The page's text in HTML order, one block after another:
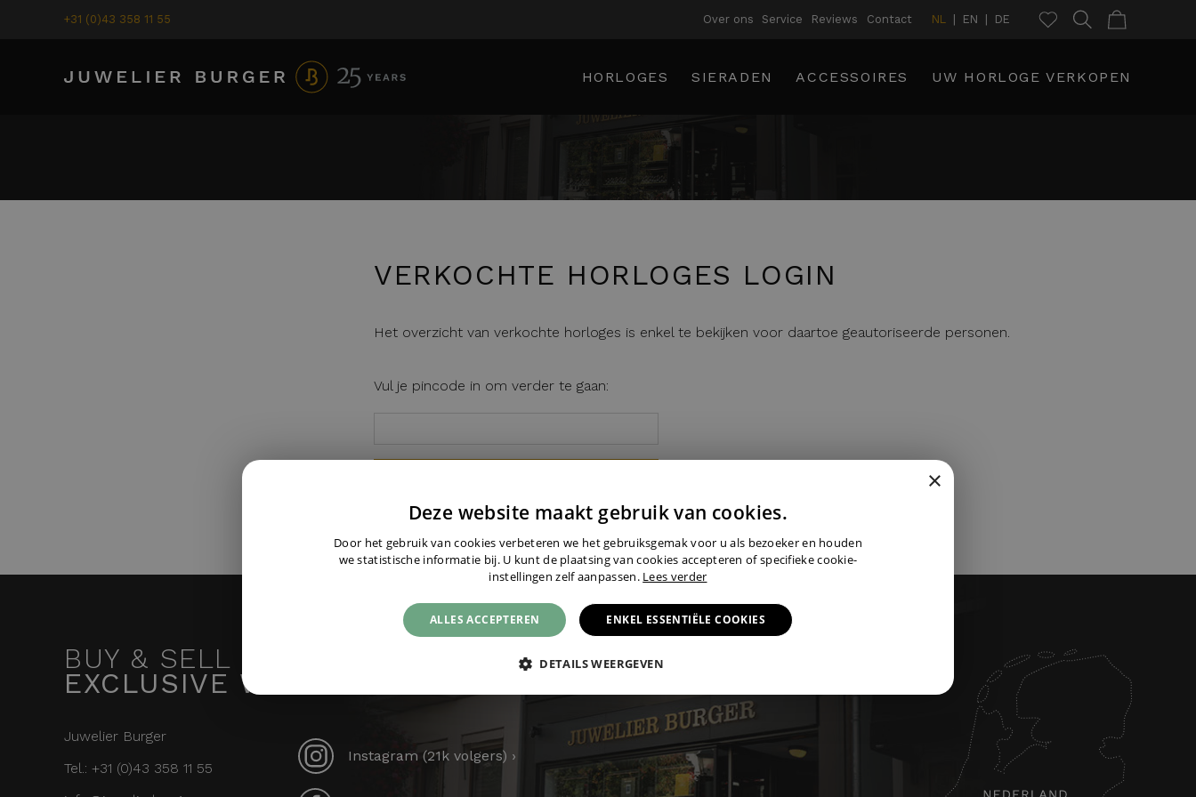
+31 (0)43 358 11 55 Over ons Service Reviews Contact NL EN DE
HORLOGES SIERADEN ACCESSOIRES UW HORLOGE VERKOPEN
VERKOCHTE HORLOGES LOGIN
Het overzicht van verkochte horloges is enkel te bekijken voor daartoe geautoriseerde personen.
Vul je pincode in om verder te gaan:
BUY & SELL
EXCLUSIVE WATCHES
Juwelier Burger
Tel.: +31 (0)43 358 11 55
Instagram (21k volgers) ›
×
Deze website maakt gebruik van cookies.
Door het gebruik van cookies verbeteren we het gebruiksgemak voor u als bezoeker en houden
we statistische informatie bij. U kunt de plaatsing van cookies accepteren of specifieke cookie-
instellingen zelf aanpassen. Lees verder
ALLES ACCEPTEREN ENKEL ESSENTIËLE COOKIES
DETAILS WEERGEVEN